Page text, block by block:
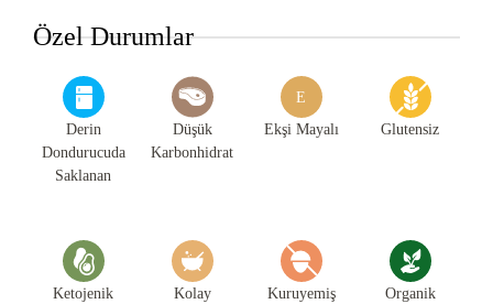
Özel Durumlar
Derin
Dondurucuda
Saklanan
Düşük
Karbonhidrat
E
Ekşi Mayalı Glutensiz
Ketojenik Kolay
Kuruyemiş
Organik